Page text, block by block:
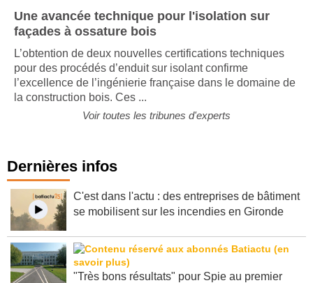
Une avancée technique pour l'isolation sur
façades à ossature bois
L’obtention de deux nouvelles certifications techniques
pour des procédés d’enduit sur isolant confirme
l’excellence de l’ingénierie française dans le domaine de
la construction bois. Ces ...
Voir toutes les tribunes d'experts
Dernières infos
C'est dans l'actu : des entreprises de bâtiment
se mobilisent sur les incendies en Gironde
"Très bons résultats" pour Spie au premier